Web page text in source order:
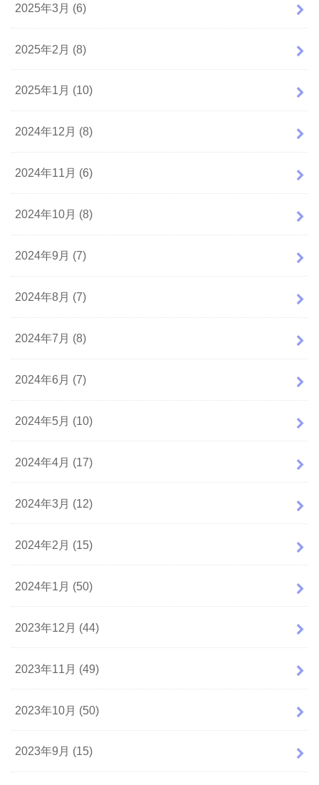
2025年3月 (6)
2025年2月 (8)
2025年1月 (10)
2024年12月 (8)
2024年11月 (6)
2024年10月 (8)
2024年9月 (7)
2024年8月 (7)
2024年7月 (8)
2024年6月 (7)
2024年5月 (10)
2024年4月 (17)
2024年3月 (12)
2024年2月 (15)
2024年1月 (50)
2023年12月 (44)
2023年11月 (49)
2023年10月 (50)
2023年9月 (15)